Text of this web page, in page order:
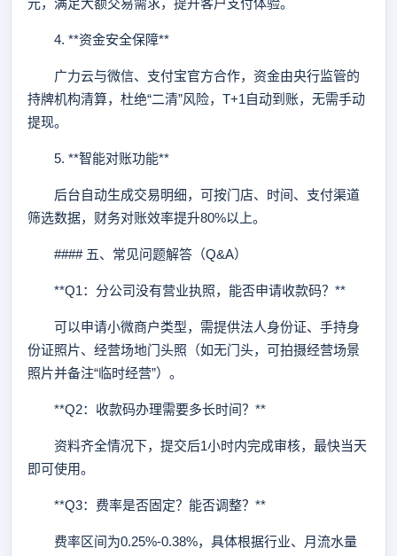
元，满足大额交易需求，提升客户支付体验。
4. **资金安全保障**
广力云与微信、支付宝官方合作，资金由央行监管的
持牌机构清算，杜绝“二清”风险，T+1自动到账，无需手动
提现。
5. **智能对账功能**
后台自动生成交易明细，可按门店、时间、支付渠道
筛选数据，财务对账效率提升80%以上。
#### 五、常见问题解答（Q&A）
**Q1：分公司没有营业执照，能否申请收款码？**
可以申请小微商户类型，需提供法人身份证、手持身
份证照片、经营场地门头照（如无门头，可拍摄经营场景
照片并备注“临时经营”）。
**Q2：收款码办理需要多长时间？**
资料齐全情况下，提交后1小时内完成审核，最快当天
即可使用。
**Q3：费率是否固定？能否调整？**
费率区间为0.25%-0.38%，具体根据行业、月流水量